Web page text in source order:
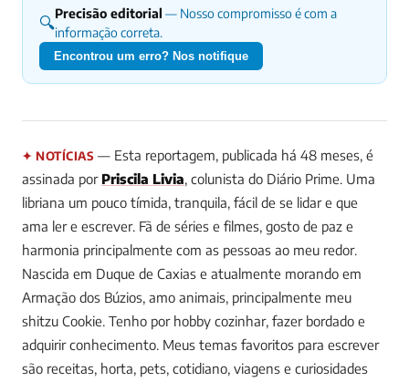
🔍Precisão editorial — Nosso compromisso é com a
informação correta.
Encontrou um erro? Nos notifique
✦ NOTÍCIAS — Esta reportagem, publicada há 48 meses, é
assinada por Priscila Livia, colunista do Diário Prime. Uma
libriana um pouco tímida, tranquila, fácil de se lidar e que
ama ler e escrever. Fã de séries e filmes, gosto de paz e
harmonia principalmente com as pessoas ao meu redor.
Nascida em Duque de Caxias e atualmente morando em
Armação dos Búzios, amo animais, principalmente meu
shitzu Cookie. Tenho por hobby cozinhar, fazer bordado e
adquirir conhecimento. Meus temas favoritos para escrever
são receitas, horta, pets, cotidiano, viagens e curiosidades